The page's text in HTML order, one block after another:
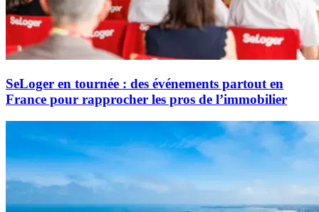
SeLoger en tournée : des événements partout en
France pour rapprocher les pros de l’immobilier